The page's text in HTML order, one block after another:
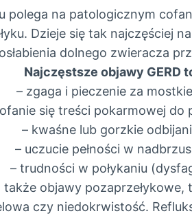
polega na patologicznym
Dzieje się tak najczęściej
osłabienia dolnego zwieracza
Najczęstsze objawy GERD
– zgaga i pieczenie za
się treści pokarmowej do
– kwaśne lub gorzkie
– uczucie pełności w
– trudności w połykaniu
objawy pozaprzełykowe,
czy niedokrwistość.